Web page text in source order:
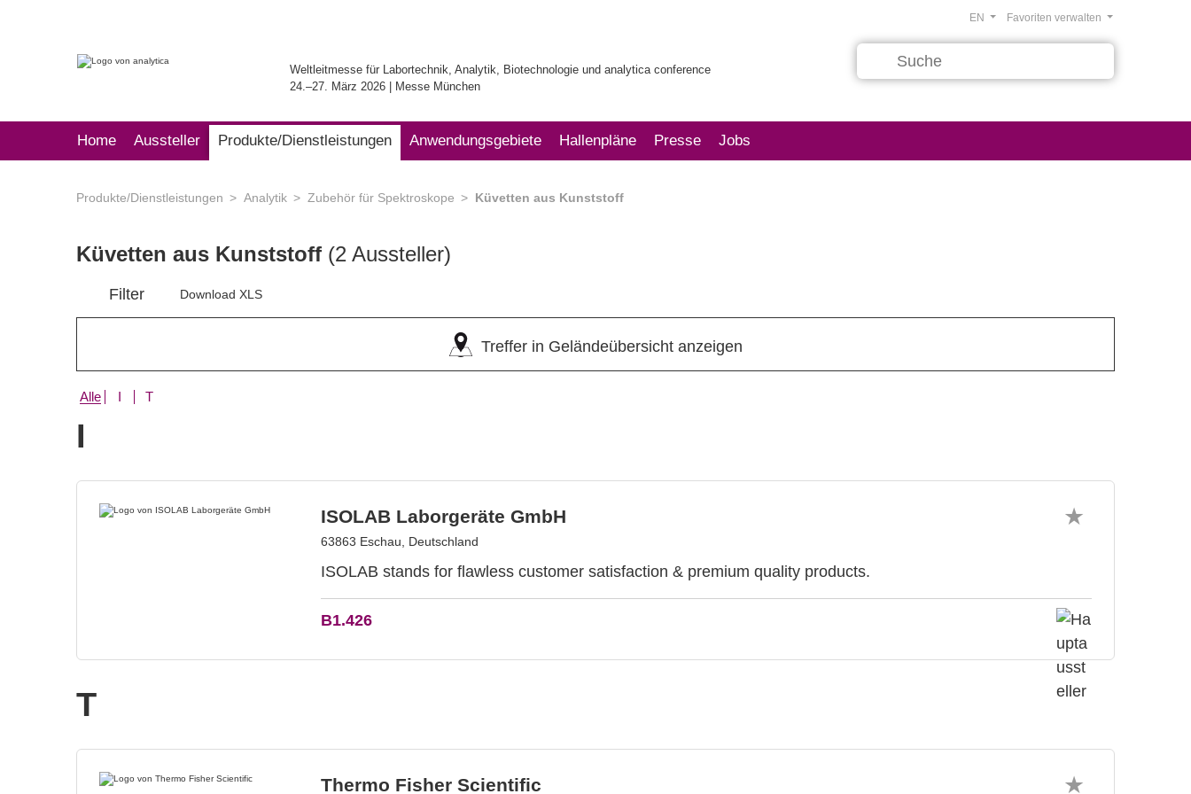
Weltleitmesse für Labortechnik, Analytik, Biotechnologie und analytica conference
24.–27. März 2026 | Messe München
Favoriten verwalten
EN
Home Aussteller Produkte/Dienstleistungen Anwendungsgebiete Hallenpläne Presse Jobs
Produkte/Dienstleistungen Analytik Zubehör für Spektroskope Küvetten aus Kunststoff
Küvetten aus Kunststoff (2 Aussteller)
Filter Download XLS
Treffer in Geländeübersicht anzeigen
Alle I T
I
ISOLAB Laborgeräte GmbH
63863 Eschau, Deutschland
ISOLAB stands for flawless customer satisfaction & premium quality products.
B1.426
T
Thermo Fisher Scientific